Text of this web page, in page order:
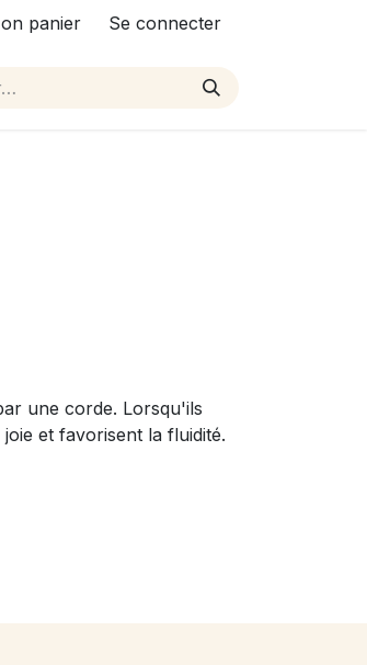
panier Se connecter
une corde. Lorsqu'ils
et favorisent la fluidité.